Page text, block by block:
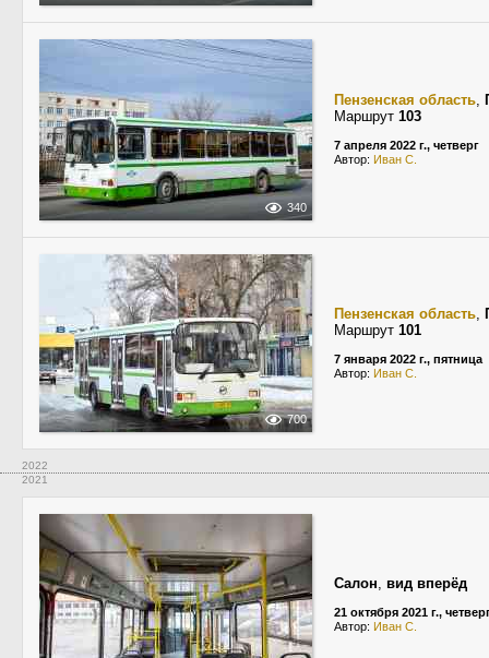
340
Пензенская область,
Маршрут 103
7 апреля 2022 г., четверг
Автор: Иван С.
700
Пензенская область,
Маршрут 101
7 января 2022 г., пятница
Автор: Иван С.
2022
2021
Салон, вид вперёд
21 октября 2021 г.,
Автор: Иван С.